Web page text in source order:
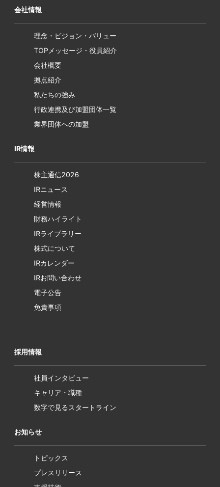
会社情報
理念・ビジョン・バリュー
TOPメッセージ・役員紹介
会社概要
拠点紹介
私たちの強み
行政連携及び加盟団体一覧
業界団体への加盟
IR情報
株主通信2026
IRニュース
経営情報
財務ハイライト
IRライブラリー
株式について
IRカレンダー
IRお問い合わせ
電子公告
免責事項
採用情報
社員インタビュー
キャリア・職種
数字で見るスタートライン
お知らせ
トピックス
プレスリリース